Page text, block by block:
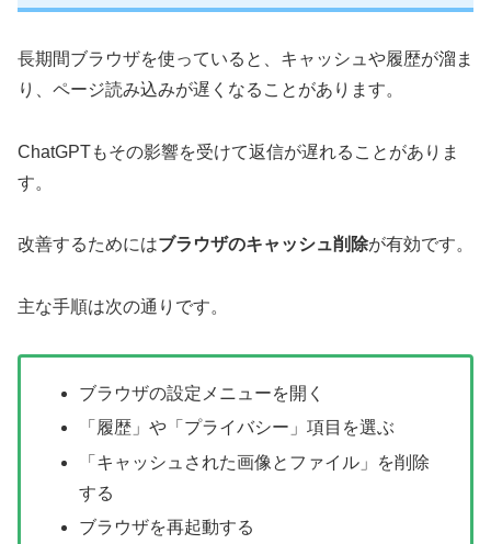
長期間ブラウザを使っていると、キャッシュや履歴が溜ま
り、ページ読み込みが遅くなることがあります。
ChatGPTもその影響を受けて返信が遅れることがありま
す。
改善するためにはブラウザのキャッシュ削除が有効です。
主な手順は次の通りです。
ブラウザの設定メニューを開く
「履歴」や「プライバシー」項目を選ぶ
「キャッシュされた画像とファイル」を削除
する
ブラウザを再起動する